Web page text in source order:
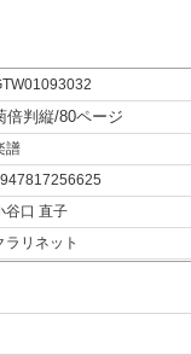
倍判縦/80ページ
譜
谷口 直子
ラリネット